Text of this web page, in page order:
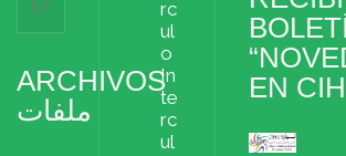
ARCHIVOS
ملفات
rc
ul
o
In
te
rc
ul
EN